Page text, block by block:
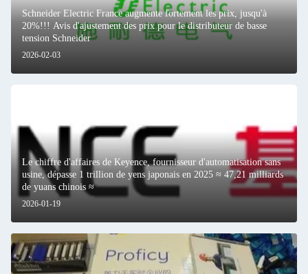
2026-02-03
Schneider Electric France augmente fortement les prix, jusqu'à
20%!!! Avis d'ajustement des prix pour le distributeur de basse
tension Schneider
2026-01-19
Le chiffre d'affaires de Keyence, fournisseur d'automatisation sans
usine, dépasse 1 trillion de yens japonais en 2025 ≈ 47,21 milliards
de yuans chinois ≈